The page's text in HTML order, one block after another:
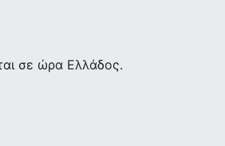
σε ώρα Ελλάδος.